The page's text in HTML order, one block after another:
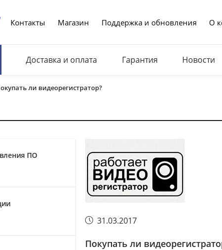
Контакты Магазин Поддержка и обновления О
Доставка и оплата Гарантия Новости
ли видеорегистратор?
ПО
31.03.2017
Покупать ли